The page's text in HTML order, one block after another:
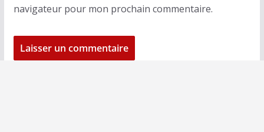
navigateur pour mon prochain commentaire.